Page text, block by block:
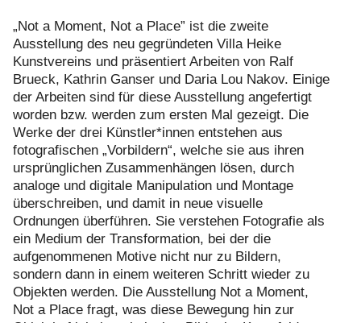
„Not a Moment, Not a Place” ist die zweite
Ausstellung des neu gegründeten Villa Heike
Kunstvereins und präsentiert Arbeiten von Ralf
Brueck, Kathrin Ganser und Daria Lou Nakov. Einige
der Arbeiten sind für diese Ausstellung angefertigt
worden bzw. werden zum ersten Mal gezeigt. Die
Werke der drei Künstler*innen entstehen aus
fotografischen „Vorbildern“, welche sie aus ihren
ursprünglichen Zusammenhängen lösen, durch
analoge und digitale Manipulation und Montage
überschreiben, und damit in neue visuelle
Ordnungen überführen. Sie verstehen Fotografie als
ein Medium der Transformation, bei der die
aufgenommenen Motive nicht nur zu Bildern,
sondern dann in einem weiteren Schritt wieder zu
Objekten werden. Die Ausstellung Not a Moment,
Not a Place fragt, was diese Bewegung hin zur